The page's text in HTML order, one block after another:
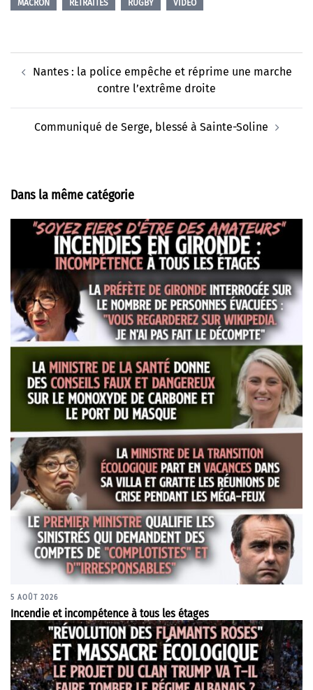
MACRON RETRAITES RUGBY VIDÉO
d’article
Nantes : la police empêche et réprime une marche
contre l’extrême droite
Communiqué de Serge, blessé à Sainte-Soline
Dans la même catégorie
5 AOÛT 2026
Incendie et incompétence à tous les étages